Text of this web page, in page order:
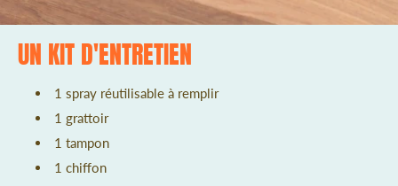
UN KIT D'ENTRETIEN
1 spray réutilisable à remplir
1 grattoir
1 tampon
1 chiffon